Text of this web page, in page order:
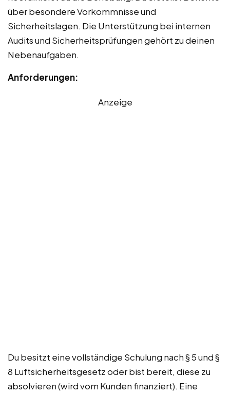
über besondere Vorkommnisse und
Sicherheitslagen. Die Unterstützung bei internen
Audits und Sicherheitsprüfungen gehört zu deinen
Nebenaufgaben.
Anforderungen:
Anzeige
Du besitzt eine vollständige Schulung nach § 5 und §
8 Luftsicherheitsgesetz oder bist bereit, diese zu
absolvieren (wird vom Kunden finanziert). Eine